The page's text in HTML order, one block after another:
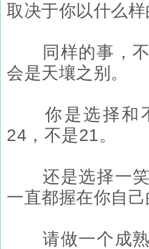
取决于你以什么
同样的事，不
会是天壤之别。
你是选择和不
24，不是21。
还是选择一笑
一直都握在你自己
请做一个成熟